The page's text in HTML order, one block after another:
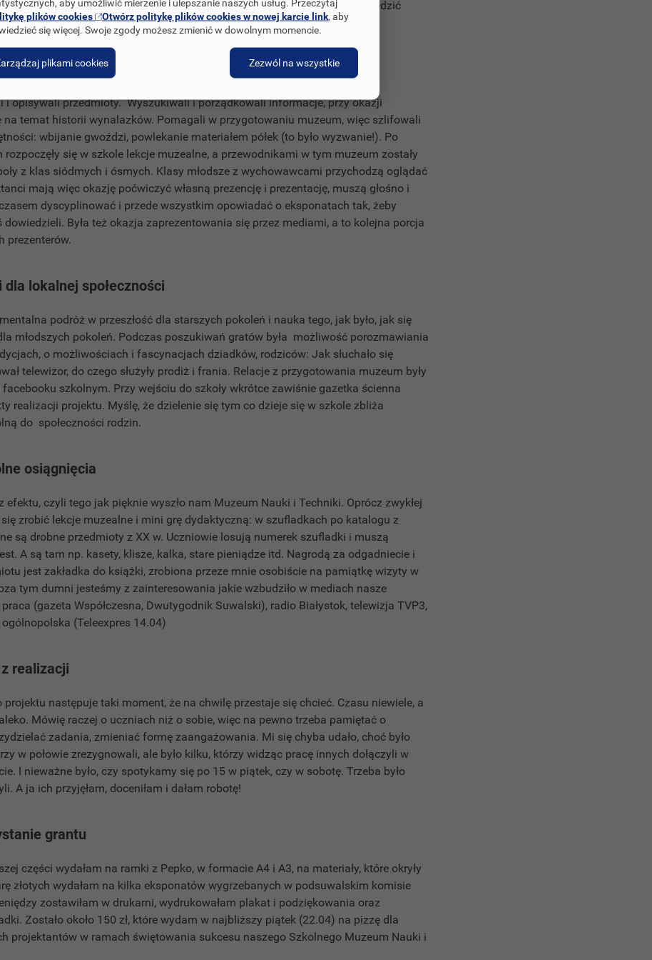
odbędzie się otwarcie dla rodziców i innych placówek chcących odwiedzić
ma dokonać prezydent Miasta Suwałk.
dla uczniów
i opisywali przedmioty. Wyszukiwali i porządkowali informacje, przy okazji
na temat historii wynalazków. Pomagali w przygotowaniu muzeum, więc szlifowali
wbijanie gwoździ, powlekanie materiałem półek (to było wyzwanie!). Po
się w szkole lekcje muzealne, a przewodnikami w tym muzeum zostały
z klas siódmych i ósmych. Klasy młodsze z wychowawcami przychodzą oglądać
mają więc okazję poćwiczyć własną prezencję i prezentację, muszą głośno i
dyscyplinować i przede wszystkim opowiadać o eksponatach tak, żeby
dowiedzieli. Była też okazja zaprezentowania się przez mediami, a to kolejna porcja
prezenterów.
dla lokalnej społeczności
podróż w przeszłość dla starszych pokoleń i nauka tego, jak było, jak się
młodszych pokoleń. Podczas poszukiwań gratów była możliwość porozmawiania
o możliwościach i fascynacjach dziadków, rodziców: Jak słuchało się
telewizor, do czego służyły prodiż i frania. Relacje z przygotowania muzeum były
szkolnym. Przy wejściu do szkoły wkrótce zawiśnie gazetka ścienna
realizacji projektu. Myślę, że dzielenie się tym co dzieje się w szkole zbliża
do społeczności rodzin.
osiągnięcia
efektu, czyli tego jak pięknie wyszło nam Muzeum Nauki i Techniki. Oprócz zwykłej
się zrobić lekcje muzealne i mini grę dydaktyczną: w szufladkach po katalogu z
są drobne przedmioty z XX w. Uczniowie losują numerek szufladki i muszą
A są tam np. kasety, klisze, kalka, stare pieniądze itd. Nagrodą za odgadniecie i
jest zakładka do książki, zrobiona przeze mnie osobiście na pamiątkę wizyty w
tym dumni jesteśmy z zainteresowania jakie wzbudziło w mediach nasze
(gazeta Współczesna, Dwutygodnik Suwalski), radio Białystok, telewizja TVP3,
(Teleexpres 14.04)
realizacji
projektu następuje taki moment, że na chwilę przestaje się chcieć. Czasu niewiele, a
Mówię raczej o uczniach niż o sobie, więc na pewno trzeba pamiętać o
zadania, zmieniać formę zaangażowania. Mi się chyba udało, choć było
w połowie zrezygnowali, ale było kilku, którzy widząc pracę innych dołączyli w
I nieważne było, czy spotykamy się po 15 w piątek, czy w sobotę. Trzeba było
A ja ich przyjęłam, doceniłam i dałam robotę!
grantu
części wydałam na ramki z Pepko, w formacie A4 i A3, na materiały, które okryły
złotych wydałam na kilka eksponatów wygrzebanych w podsuwalskim komisie
zostawiłam w drukarni, wydrukowałam plakat i podziękowania oraz
Zostało około 150 zł, które wydam w najbliższy piątek (22.04) na pizzę dla
projektantów w ramach świętowania sukcesu naszego Szkolnego Muzeum Nauki i
aby umożliwić mierzenie i ulepszanie naszych usług. Przeczytaj
plików cookies
Otwórz politykę plików cookies w nowej karcie link, aby
się więcej. Swoje zgody możesz zmienić w dowolnym momencie.
plikami cookies Zezwól na wszystkie